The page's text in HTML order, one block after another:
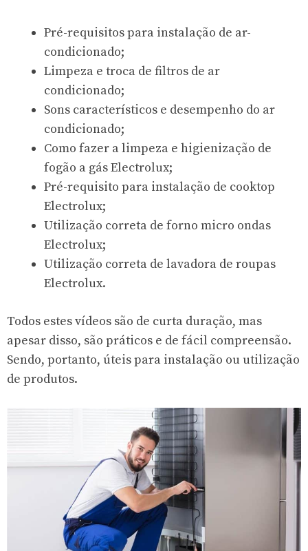
Pré-requisitos para instalação de ar-
condicionado;
Limpeza e troca de filtros de ar
condicionado;
Sons característicos e desempenho do ar
condicionado;
Como fazer a limpeza e higienização de
fogão a gás Electrolux;
Pré-requisito para instalação de cooktop
Electrolux;
Utilização correta de forno micro ondas
Electrolux;
Utilização correta de lavadora de roupas
Electrolux.
Todos estes vídeos são de curta duração, mas
apesar disso, são práticos e de fácil compreensão.
Sendo, portanto, úteis para instalação ou utilização
de produtos.